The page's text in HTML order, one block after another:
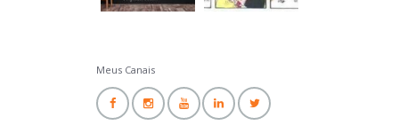
Meus Canais